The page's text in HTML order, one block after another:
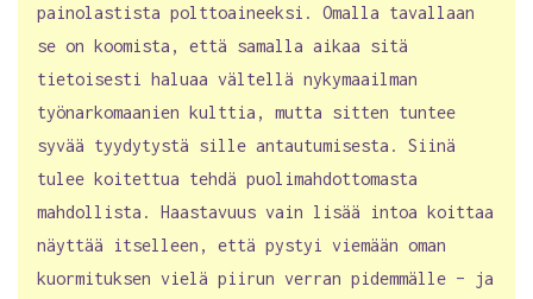
painolastista polttoaineeksi. Omalla tavallaan
se on koomista, että samalla aikaa sitä
tietoisesti haluaa vältellä nykymaailman
työnarkomaanien kulttia, mutta sitten tuntee
syvää tyydytystä sille antautumisesta. Siinä
tulee koitettua tehdä puolimahdottomasta
mahdollista. Haastavuus vain lisää intoa koittaa
näyttää itselleen, että pystyi viemään oman
kuormituksen vielä piirun verran pidemmälle – ja